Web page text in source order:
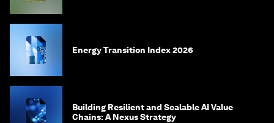
Energy Transition Index 2026
Building Resilient and Scalable AI Value
Chains: A Nexus Strategy